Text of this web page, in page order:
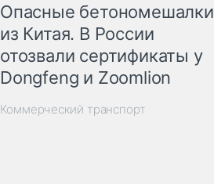
Опасные бетономешалки
из Китая. В России
отозвали сертификаты у
Dongfeng и Zoomlion
Коммерческий транспорт